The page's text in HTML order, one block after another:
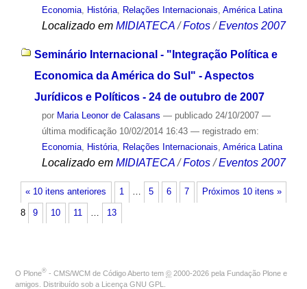
Economia, História, Relações Internacionais América Latina
Localizado em MIDIATECA /Fotos /Eventos 2007
Seminário Internacional - "Integração Política e
Economica da América do Sul" - Aspectos
Jurídicos e Políticos - 24 de outubro de 2007
por Maria Leonor de Calasans — publicado24/10/2007 —
última modificação10/02/2014 16:43 — registrado em:
Economia, História, Relações Internacionais, América Latina
Localizado em MIDIATECA /Fotos /Eventos 2007
« 10 itens anteriores Próximos 10 itens »
1 … 5 6 7
8 9 10 11 … 13
O Plone® - CMS/WCM de Código Aberto tem © 2000-2026 pela Fundação Plone e
amigos. Distribuído sob a Licença GNU GPL